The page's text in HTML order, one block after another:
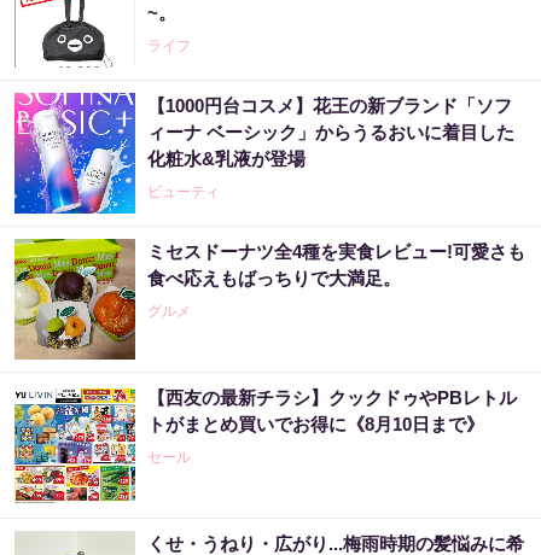
~。
ライフ
【1000円台コスメ】花王の新ブランド「ソフ
ィーナ ベーシック」からうるおいに着目した
化粧水&乳液が登場
ビューティ
ミセスドーナツ全4種を実食レビュー!可愛さも
食べ応えもばっちりで大満足。
グルメ
【西友の最新チラシ】クックドゥやPBレトル
トがまとめ買いでお得に《8月10日まで》
セール
くせ・うねり・広がり...梅雨時期の髪悩みに希